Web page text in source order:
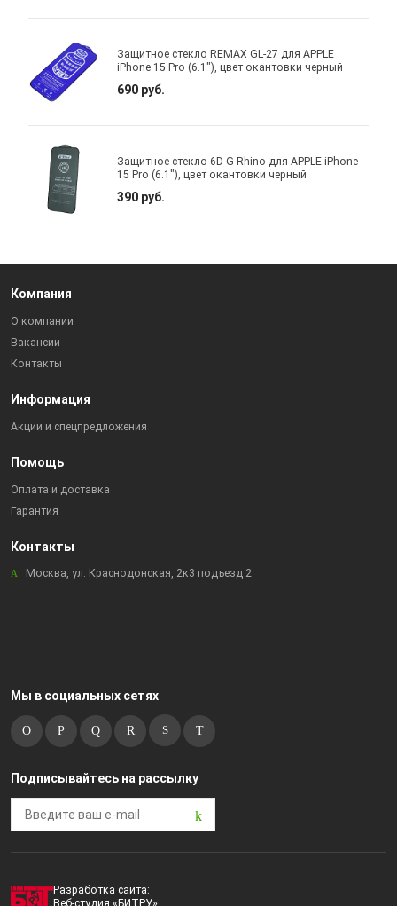
Защитное стекло REMAX GL-27 для APPLE
iPhone 15 Pro (6.1"), цвет окантовки черный
690 руб.
Защитное стекло 6D G-Rhino для APPLE iPhone
15 Pro (6.1"), цвет окантовки черный
390 руб.
Компания
О компании
Вакансии
Контакты
Информация
Акции и спецпредложения
Помощь
Оплата и доставка
Гарантия
Контакты
Москва, ул. Краснодонская, 2к3 подъезд 2
Мы в социальных сетях
Подписывайтесь на рассылку
Разработка сайта: